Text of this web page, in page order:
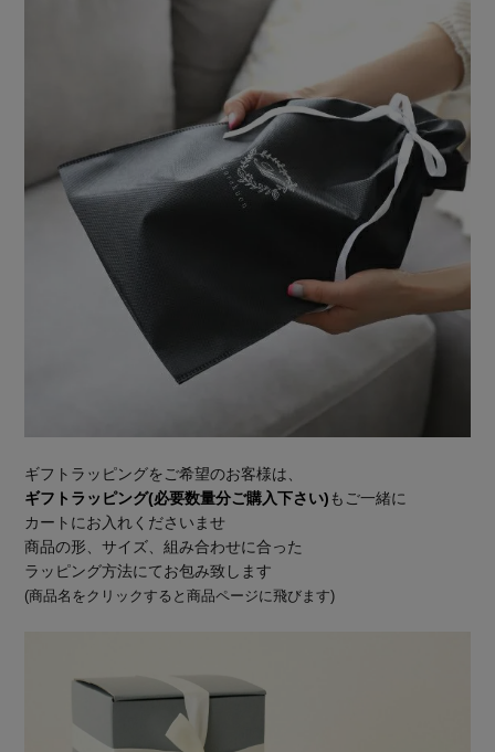
ギフトラッピングをご希望のお客様は、
ギフトラッピング(必要数量分ご購入下さい)もご一緒に
カートにお入れくださいませ
商品の形、サイズ、組み合わせに合った
ラッピング方法にてお包み致します
(商品名をクリックすると商品ページに飛びます)